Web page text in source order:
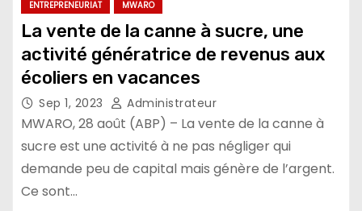
ENTREPRENEURIAT MWARO
La vente de la canne à sucre, une
activité génératrice de revenus aux
écoliers en vacances
Sep 1, 2023 Administrateur
MWARO, 28 août (ABP) – La vente de la canne à
sucre est une activité à ne pas négliger qui
demande peu de capital mais génère de l’argent.
Ce sont…